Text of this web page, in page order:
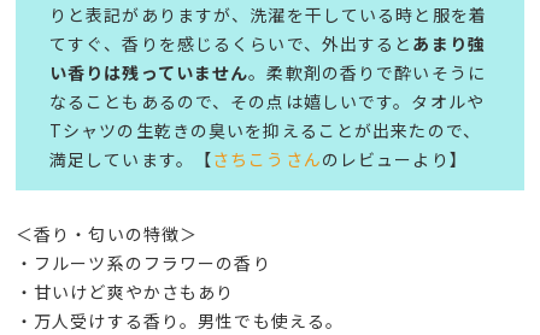
りと表記がありますが、洗濯を干している時と服を着
てすぐ、香りを感じるくらいで、外出すると あまり強
い香りは残っていません。柔軟剤の香りで酔いそうに
なることもあるので、その点は嬉しいです。タオルや
Tシャツの生乾きの臭いを抑えることが出来たので、
満足しています。【さちこうさんのレビューより】
＜香り・匂いの特徴＞
・フルーツ系のフラワーの香り
・甘いけど爽やかさもあり
​・万人受けする香り。男性でも使える。